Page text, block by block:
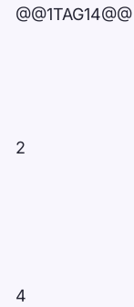
@@1TAG14@@
2
4